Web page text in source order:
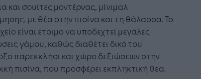
και σουίτες μοντέρνας, μίνιμαλ
με θέα στην πισίνα και τη θάλασσα. Το
είναι έτοιμο να υποδεχτεί μεγάλες
γάμου, καθώς διαθέτει δικό του
παρεκκλήσι και χώρο δεξιώσεων στην
πισίνα, που προσφέρει εκπληκτική θέα.